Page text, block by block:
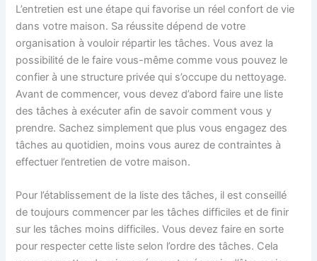
L’entretien est une étape qui favorise un réel confort de vie
dans votre maison. Sa réussite dépend de votre
organisation à vouloir répartir les tâches. Vous avez la
possibilité de le faire vous-même comme vous pouvez le
confier à une structure privée qui s’occupe du nettoyage.
Avant de commencer, vous devez d’abord faire une liste
des tâches à exécuter afin de savoir comment vous y
prendre. Sachez simplement que plus vous engagez des
tâches au quotidien, moins vous aurez de contraintes à
effectuer l’entretien de votre maison.
Pour l’établissement de la liste des tâches, il est conseillé
de toujours commencer par les tâches difficiles et de finir
sur les tâches moins difficiles. Vous devez faire en sorte
pour respecter cette liste selon l’ordre des tâches. Cela